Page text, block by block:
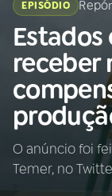
Buscar
na
Rádio
Nacional
01 INÍCIO
EPISÓDIO
receber
O anúncio foi
Temer, no